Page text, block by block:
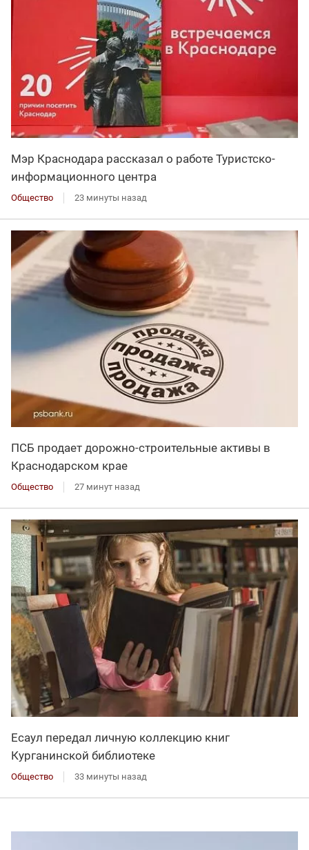
Мэр Краснодара рассказал о работе Туристско-
информационного центра
Общество 23 минуты назад
ПСБ продает дорожно-строительные активы в
Краснодарском крае
Общество 27 минут назад
Есаул передал личную коллекцию книг
Курганинской библиотеке
Общество 33 минуты назад